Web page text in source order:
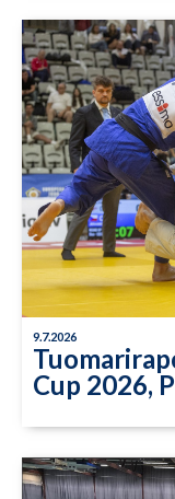
9.7.2026
Cup 2026,